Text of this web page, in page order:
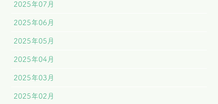
2025年07月
2025年06月
2025年05月
2025年04月
2025年03月
2025年02月